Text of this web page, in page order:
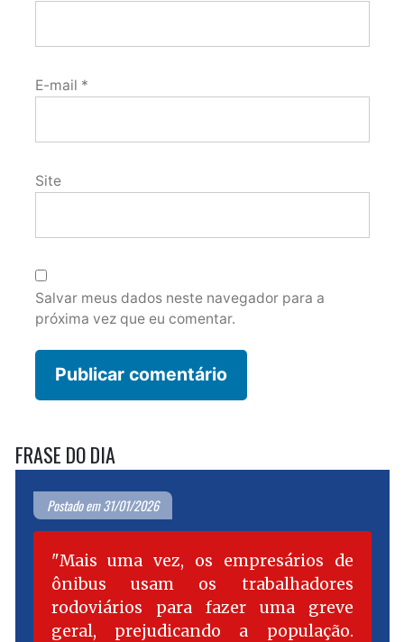
E-mail *
Site
Salvar meus dados neste navegador para a
próxima vez que eu comentar.
FRASE DO DIA
Postado em 31/01/2026
Mais uma vez, os empresários de
ônibus usam os trabalhadores
rodoviários para fazer uma greve
geral, prejudicando a população.